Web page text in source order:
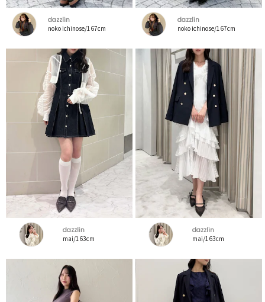
dazzlin
noko ichinose/167cm
dazzlin
noko ichinose/167cm
dazzlin
mai/163cm
dazzlin
mai/163cm